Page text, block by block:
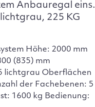
Anbauregal eins.
225 KG
Höhe: 2000 mm
(835) mm
lichtgrau Oberflächen
der Fachebenen: 5
1600 kg Bedienung: